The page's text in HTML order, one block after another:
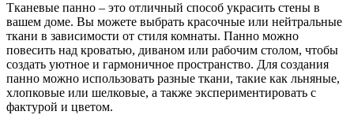
Тканевые панно – это отличный способ украсить стены в
вашем доме. Вы можете выбрать красочные или нейтральные
ткани в зависимости от стиля комнаты. Панно можно
повесить над кроватью, диваном или рабочим столом, чтобы
создать уютное и гармоничное пространство. Для создания
панно можно использовать разные ткани, такие как льняные,
хлопковые или шелковые, а также экспериментировать с
фактурой и цветом.